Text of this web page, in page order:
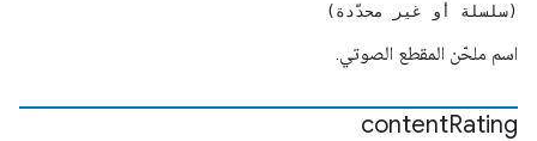
(سلسلة أو غير محدّدة)
اسم ملحّن المقطع الصوتي.
contentRating